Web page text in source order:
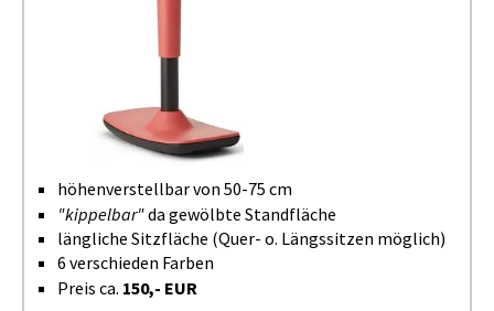
höhenverstellbar von 50-75 cm
"kippelbar"da gewölbte Standfläche
längliche Sitzfläche (Quer- o. Längssitzen möglich)
6 verschieden Farben
Preis ca. 150,- EUR